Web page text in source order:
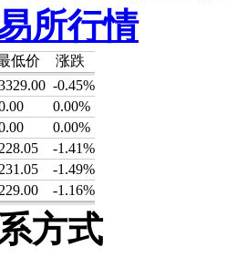
所行情
低价
涨跌
-0.45%
0.00%
0.00%
228.05
-1.41%
231.05
-1.49%
229.00 -1.16%
方式